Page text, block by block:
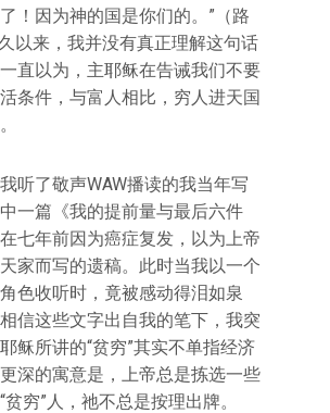
！因为神的国是你们的。”（路
以来，我并没有真正理解这句话
直以为，主耶稣在告诫我们不要
条件，与富人相比，穷人进天国
听了敬声WAW播读的我当年写
一篇《我的提前量与最后六件
七年前因为癌症复发，以为上帝
家而写的遗稿。此时当我以一个
色收听时，竟被感动得泪如泉
信这些文字出自我的笔下，我突
稣所讲的“贫穷”其实不单指经济
深的寓意是，上帝总是拣选一些
穷”人，祂不总是按理出牌。